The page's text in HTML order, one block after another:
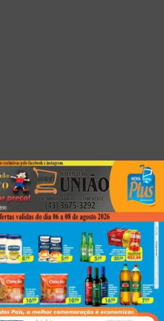
Next
Cirurgia De Blefaroplastia É Coberta Pelo Plano De Saúde? Tudo O Que Você Precisa Saber